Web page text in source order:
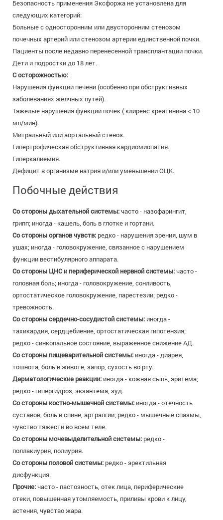
Безопасность применения Эксфоржа не установлена для
следующих категорий:
Больные с односторонним или двусторонним стенозом
почечных артерий или стенозом артерии единственной почки.
Пациенты после недавно перенесенной трансплантации почки.
Дети и подростки до 18 лет.
С осторожностью:
Нарушения функции печени (особенно при обструктивных
заболеваниях желчных путей).
Тяжелые нарушения функции почек ( клиренс креатинина < 10
мл/мин).
Митральный или аортальный стеноз.
Гипертрофическая обструктивная кардиомиопатия.
Гиперкалиемия.
Дефицит в организме натрия и/или уменьшении ОЦК.
Побочные действия
Со стороны дыхательной системы:часто - назофарингит,
грипп; иногда - кашель, боль в глотке и гортани.
Со стороны органов чувств: редко - нарушения зрения, шум в
ушах; иногда - головокружение, связанное с нарушением
функции вестибулярного аппарата.
Со стороны ЦНС и периферической нервной системы:часто -
головная боль; иногда - головокружение, сонливость,
ортостатическое головокружение, парестезии; редко -
тревожность.
Со стороны сердечно-сосудистой системы: иногда -
тахикардия, сердцебиение, ортостатическая гипотензия;
редко - синкопальное состояние, выраженное снижение АД.
Со стороны пищеварительной системы: иногда - диарея,
тошнота, боль в животе, запор, сухость во рту.
Дерматологические реакции: иногда - кожная сыпь, эритема;
редко - гипергидроз, экзантема, зуд.
Со стороны костно-мышечной системы: иногда - отечность
суставов, боль в спине, артралгии; редко - мышечные спазмы,
чувство тяжести во всем теле.
Со стороны мочевыделительной системы: редко -
поллакиурия, полиурия.
Со стороны половой системы: редко - эректильная
дисфункция.
Прочие:часто - пастозность, отек лица, периферические
отеки, повышенная утомляемость, приливы крови к лицу,
астения, чувство жара.